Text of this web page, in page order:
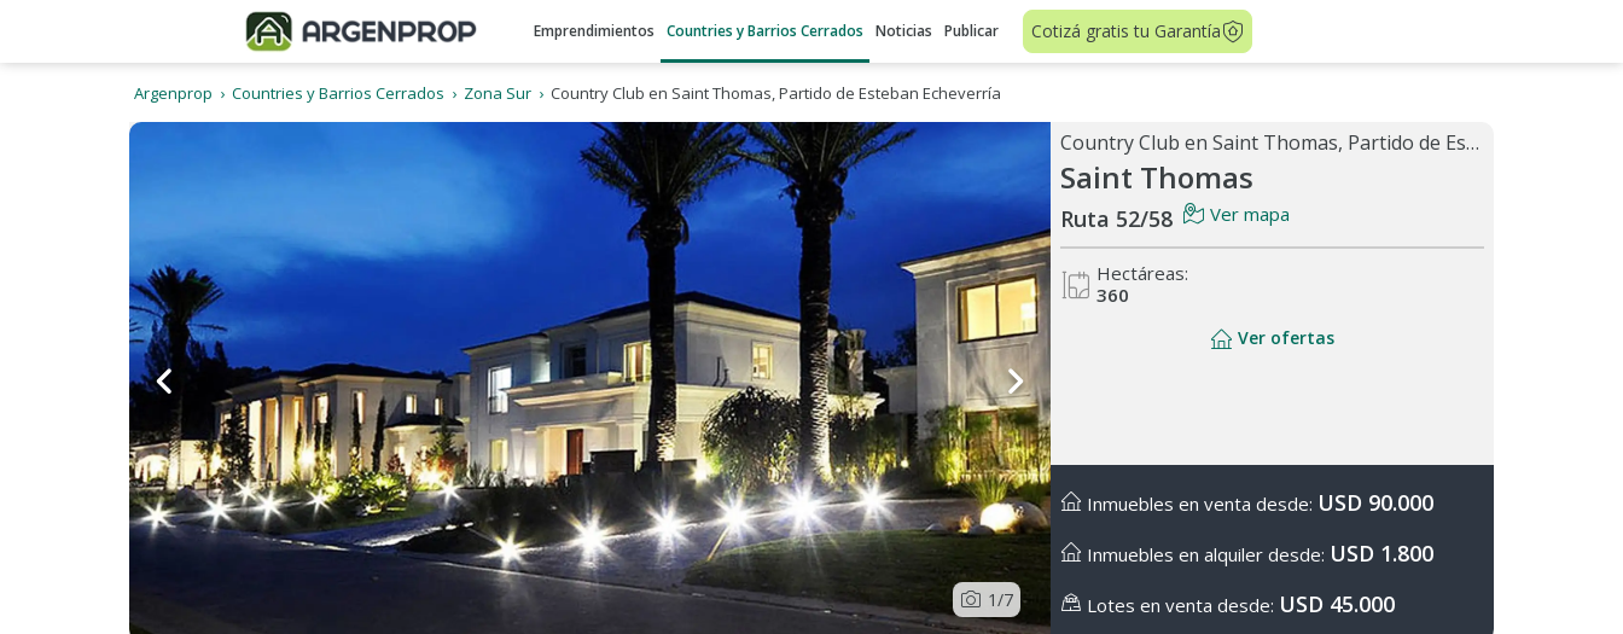
Emprendimientos Countries y Barrios Cerrados Noticias Publicar Cotizá gratis tu Garantía
Argenprop Countries y Barrios Cerrados Zona Sur Country Club en Saint Thomas, Partido de Esteban Echeverría
1/7
Country Club en Saint Thomas, Partido de Esteban Echeverría
Saint Thomas
Ruta 52/58 Ver mapa
Hectáreas:
360
Ver ofertas
Inmuebles en venta desde: USD 90.000
Inmuebles en alquiler desde: USD 1.800
Lotes en venta desde: USD 45.000